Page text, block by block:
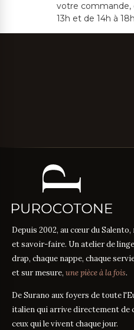
votre commande,
13h et de 14h à
Depuis 2002, au cœur du
et savoir-faire. Un atelier de
drap, chaque nappe, chaque
et sur mesure, une pièce à la fois.
De Surano aux foyers de toute
italien qui arrive directement de
ceux qui le vivent chaque jour.